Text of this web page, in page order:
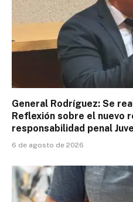
General Rodríguez: Se
Reflexión sobre el nuevo
responsabilidad penal
6 de agosto de 2026